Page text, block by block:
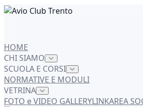
HOME
CHI SIAMO
SCUOLA E CORSI
NORMATIVE E MODULI
VETRINA
FOTO e VIDEO GALLERYLINKAREA